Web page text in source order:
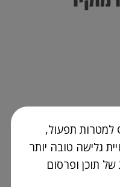
האתר עושה שימוש ב-Cookies למטרות תפעול,
גלישה טובה יותר
תוכן ופרסום